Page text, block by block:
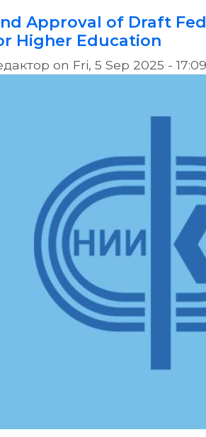
Посещение Центра
Approval of Draft
Higher Education
on Fri, 5 Sep 2025 - 17:09